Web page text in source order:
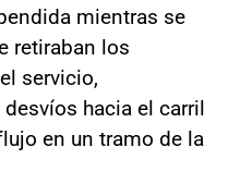
mientras se
retiraban los
servicio,
hacia el carril
en un tramo de la